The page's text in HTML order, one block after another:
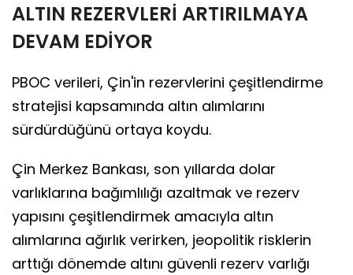
ALTIN REZERVLERİ ARTIRILMAYA
DEVAM EDİYOR
PBOC verileri, Çin'in rezervlerini çeşitlendirme
stratejisi kapsamında altın alımlarını
sürdürdüğünü ortaya koydu.
Çin Merkez Bankası, son yıllarda dolar
varlıklarına bağımlılığı azaltmak ve rezerv
yapısını çeşitlendirmek amacıyla altın
alımlarına ağırlık verirken, jeopolitik risklerin
arttığı dönemde altını güvenli rezerv varlığı